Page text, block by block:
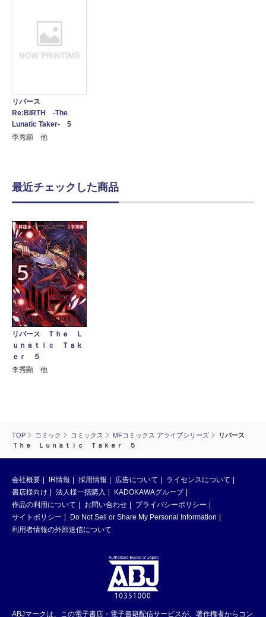
TOP コミック コミックス MFコミックス アライブシリーズ
リバース
Ｔｈｅ Ｌｕｎａｔｉｃ Ｔａｋｅｒ ５
リバース
Re:BIRTH -The
Lunatic Taker- 5
李秀顯 他
最近チェックした商品
リバース Ｔｈｅ Ｌ
ｕｎａｔｉｃ Ｔａｋ
ｅｒ ５
李秀顯 他
会社概要 IR情報 採用情報 広告について
ライセンスについて
書店様向け
法人様一括購入
KADOKAWAグループ
作品の利用について
お問い合わせ
プライバシーポリシー
サイトポリシー
Do Not Sell or Share My Personal Information
利用者情報の外部送信について
ABJマークは、この電子書店・電子書籍配信サービスが、著作権者からコン